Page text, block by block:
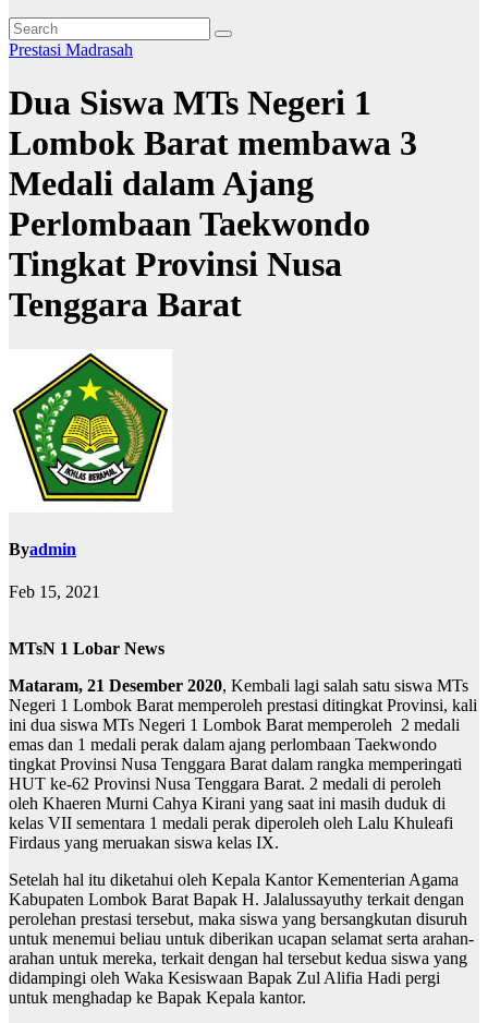
Prestasi Madrasah
Dua Siswa MTs Negeri 1
Lombok Barat membawa 3
Medali dalam Ajang
Perlombaan Taekwondo
Tingkat Provinsi Nusa
Tenggara Barat
Byadmin
Feb 15, 2021
MTsN 1 Lobar News
Mataram, 21 Desember 2020, Kembali lagi salah satu siswa MTs
Negeri 1 Lombok Barat memperoleh prestasi ditingkat Provinsi, kali
ini dua siswa MTs Negeri 1 Lombok Barat memperoleh 2 medali
emas dan 1 medali perak dalam ajang perlombaan Taekwondo
tingkat Provinsi Nusa Tenggara Barat dalam rangka memperingati
HUT ke-62 Provinsi Nusa Tenggara Barat. 2 medali di peroleh
oleh Khaeren Murni Cahya Kirani yang saat ini masih duduk di
kelas VII sementara 1 medali perak diperoleh oleh Lalu Khuleafi
Firdaus yang meruakan siswa kelas IX.
Setelah hal itu diketahui oleh Kepala Kantor Kementerian Agama
Kabupaten Lombok Barat Bapak H. Jalalussayuthy terkait dengan
perolehan prestasi tersebut, maka siswa yang bersangkutan disuruh
untuk menemui beliau untuk diberikan ucapan selamat serta arahan-
arahan untuk mereka, terkait dengan hal tersebut kedua siswa yang
didampingi oleh Waka Kesiswaan Bapak Zul Alifia Hadi pergi
untuk menghadap ke Bapak Kepala kantor.